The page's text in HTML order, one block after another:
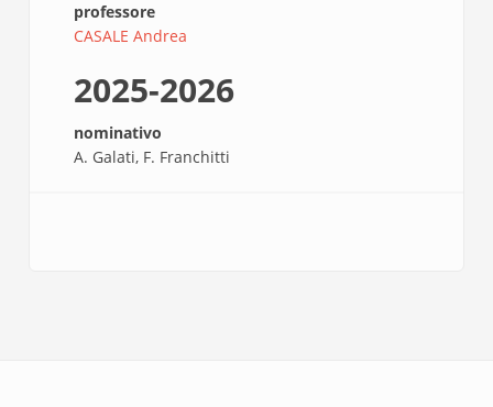
professore
CASALE Andrea
2025-2026
nominativo
A. Galati, F. Franchitti